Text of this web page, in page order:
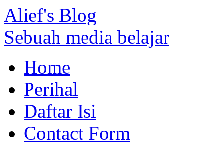
Alief's Blog
Sebuah media belajar
Home
Perihal
Daftar Isi
Contact Form